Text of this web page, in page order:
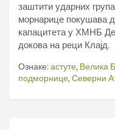
заштити ударних
морнарице покушава
капацитета у ХМНБ
докова на реци Клајд.
Ознаке:астуте, Велика
подморнице, Северни